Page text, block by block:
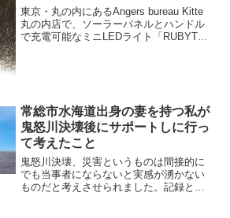
イト「RUBYTEC / ルビテック」
の「KAO」を購入
東京・丸の内にあるAngers bureau Kitte
丸の内店で、ソーラーパネルとハンドル
で充電可能なミニLEDライト「RUBYTEC
常総市水海道出身の妻を持つ私が
鬼怒川決壊後にサポートしに行っ
て考えたこと
鬼怒川決壊、災害というものは間接的に
でも当事者にならないと実感が湧かない
ものだと考えさせられました。記録とし